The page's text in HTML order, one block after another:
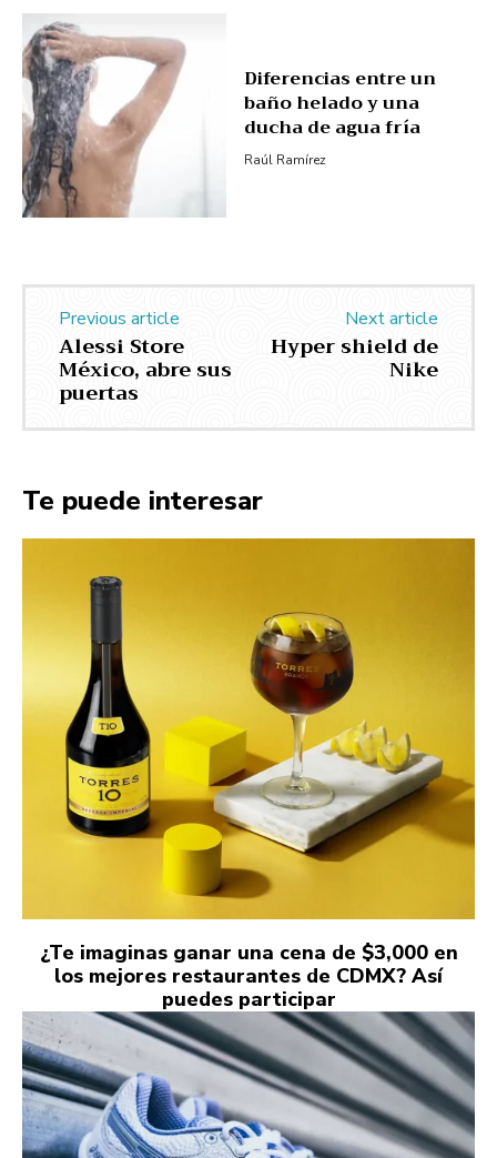
Diferencias entre un
baño helado y una
ducha de agua fría
Raúl Ramírez
Previous article
Alessi Store
México, abre sus
puertas
Next article
Hyper shield de
Nike
Te puede interesar
¿Te imaginas ganar una cena de $3,000 en
los mejores restaurantes de CDMX? Así
puedes participar